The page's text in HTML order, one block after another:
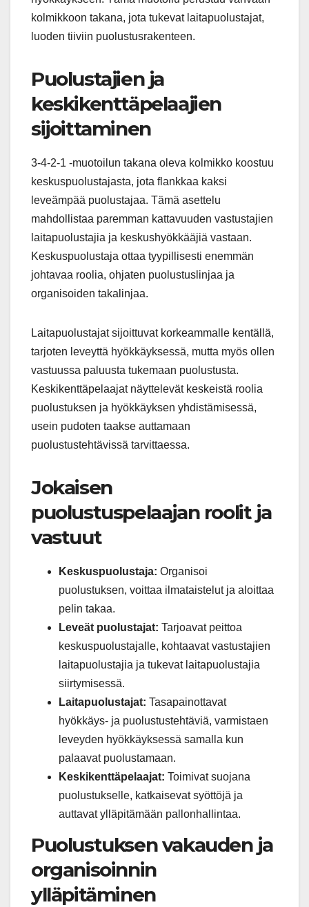
kolmikkoon takana, jota tukevat laitapuolustajat,
luoden tiiviin puolustusrakenteen.
Puolustajien ja
keskikenttäpelaajien
sijoittaminen
3-4-2-1 -muotoilun takana oleva kolmikko koostuu
keskuspuolustajasta, jota flankkaa kaksi
leveämpää puolustajaa. Tämä asettelu
mahdollistaa paremman kattavuuden vastustajien
laitapuolustajia ja keskushyökkääjiä vastaan.
Keskuspuolustaja ottaa tyypillisesti enemmän
johtavaa roolia, ohjaten puolustuslinjaa ja
organisoiden takalinjaa.
Laitapuolustajat sijoittuvat korkeammalle kentällä,
tarjoten leveyttä hyökkäyksessä, mutta myös ollen
vastuussa paluusta tukemaan puolustusta.
Keskikenttäpelaajat näyttelevät keskeistä roolia
puolustuksen ja hyökkäyksen yhdistämisessä,
usein pudoten taakse auttamaan
puolustustehtävissä tarvittaessa.
Jokaisen
puolustuspelaajan roolit ja
vastuut
Keskuspuolustaja: Organisoi
puolustuksen, voittaa ilmataistelut ja aloittaa
pelin takaa.
Leveät puolustajat: Tarjoavat peittoa
keskuspuolustajalle, kohtaavat vastustajien
laitapuolustajia ja tukevat laitapuolustajia
siirtymisessä.
Laitapuolustajat: Tasapainottavat
hyökkäys- ja puolustustehtäviä, varmistaen
leveyden hyökkäyksessä samalla kun
palaavat puolustamaan.
Keskikenttäpelaajat: Toimivat suojana
puolustukselle, katkaisevat syöttöjä ja
auttavat ylläpitämään pallonhallintaa.
Puolustuksen vakauden ja
organisoinnin
ylläpitäminen